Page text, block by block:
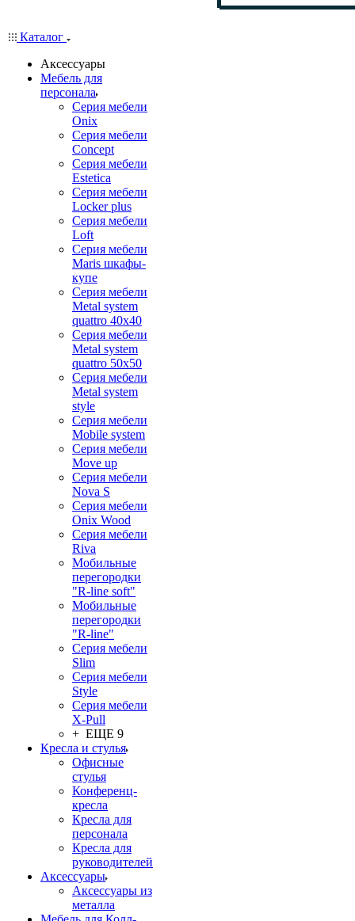
Каталог
Аксессуары
Мебель для
персонала
Серия мебели
Onix
Серия мебели
Concept
Серия мебели
Estetica
Серия мебели
Locker plus
Серия мебели
Loft
Серия мебели
Maris шкафы-
купе
Серия мебели
Metal system
quattro 40x40
Серия мебели
Metal system
quattro 50x50
Серия мебели
Metal system
style
Серия мебели
Mobile system
Серия мебели
Move up
Серия мебели
Nova S
Серия мебели
Onix Wood
Серия мебели
Riva
Мобильные
перегородки
"R-line soft"
Мобильные
перегородки
"R-line"
Серия мебели
Slim
Серия мебели
Style
Серия мебели
X-Pull
+ ЕЩЕ 9
Кресла и стулья
Офисные
стулья
Конференц-
кресла
Кресла для
персонала
Кресла для
руководителей
Аксессуары
Аксессуары из
металла